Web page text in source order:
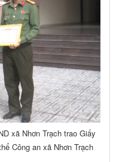
xã Nhơn Trạch trao Giấy
Công an xã Nhơn Trạch